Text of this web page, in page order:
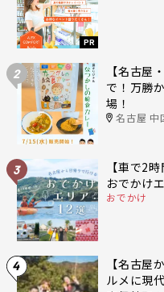
PR
2
【名古屋
で！万勝
場！
名古屋 中
3
【車で2
おでかけ
おでかけ
4
【名古屋
ルメに現